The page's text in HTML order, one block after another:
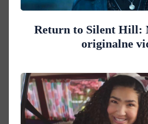
Return to Silent Hill:
originalne